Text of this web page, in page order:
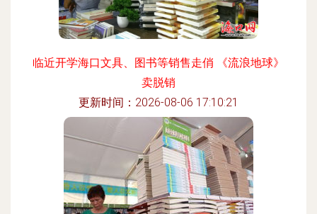
临近开学海口文具、图书等销售走俏 《流浪地球》
卖脱销
更新时间：2026-08-06 17:10:21